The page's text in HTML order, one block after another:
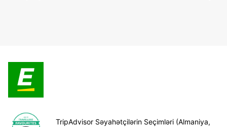
TripAdvisor Səyahətçilərin Seçimləri (Almaniya,